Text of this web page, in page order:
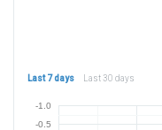
Last 7 days Last 30 days
-1.0
-0.5